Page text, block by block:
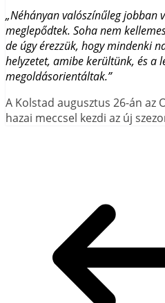
„Néhányan valószínűleg jobban
meglepődtek. Soha nem
de úgy érezzük, hogy mindenki
helyzetet, amibe kerültünk, és a
megoldásorientáltak.”
A Kolstad augusztus 26-án az
hazai meccsel kezdi az új